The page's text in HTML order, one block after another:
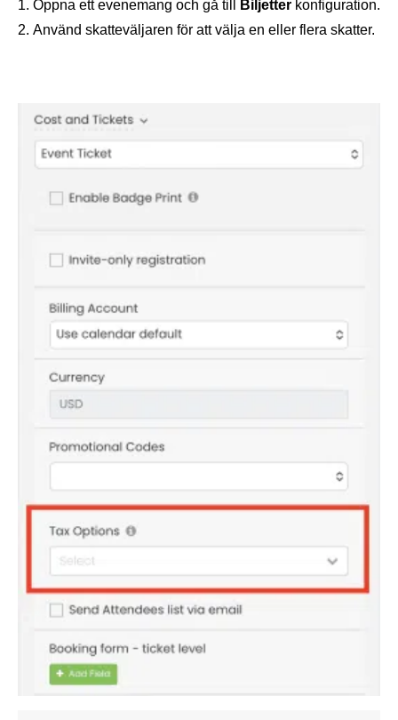
Öppna ett evenemang och gå till Biljetter konfiguration.
Använd skatteväljaren för att välja en eller flera skatter.